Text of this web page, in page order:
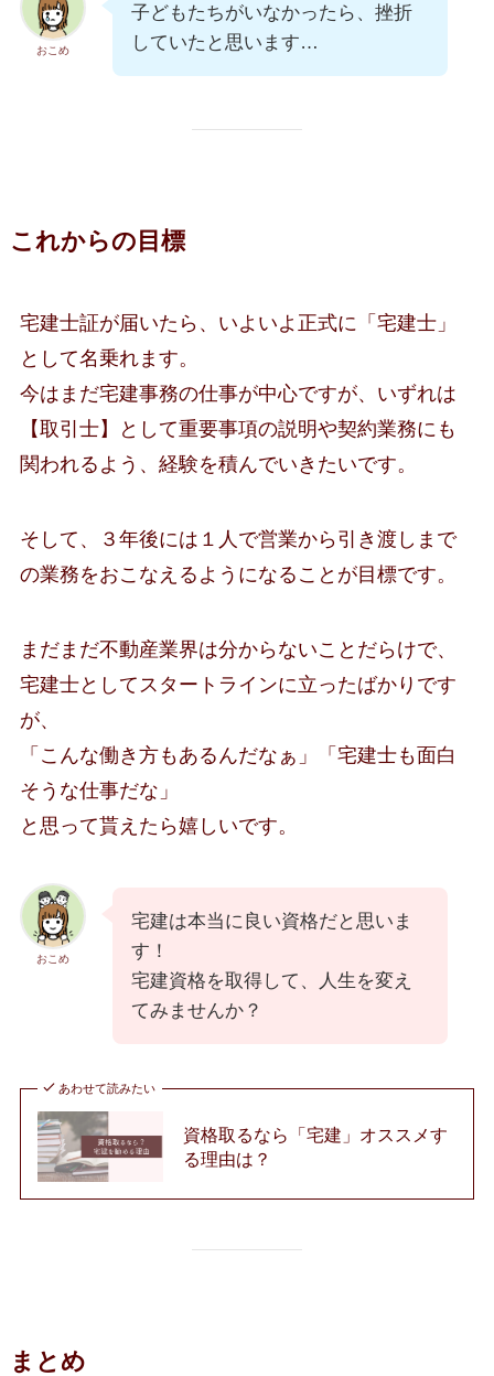
おこめ
子どもたちがいなかったら、挫折
していたと思います…
これからの目標
宅建士証が届いたら、いよいよ正式に「宅建士」
として名乗れます。
今はまだ宅建事務の仕事が中心ですが、いずれは
【取引士】として重要事項の説明や契約業務にも
関われるよう、経験を積んでいきたいです。
そして、３年後には１人で営業から引き渡しまで
の業務をおこなえるようになることが目標です。
まだまだ不動産業界は分からないことだらけで、
宅建士としてスタートラインに立ったばかりです
が、
「こんな働き方もあるんだなぁ」「宅建士も面白
そうな仕事だな」
と思って貰えたら嬉しいです。
おこめ
宅建は本当に良い資格だと思いま
す！
宅建資格を取得して、人生を変え
てみませんか？
あわせて読みたい
資格取るなら「宅建」オススメす
る理由は？
まとめ